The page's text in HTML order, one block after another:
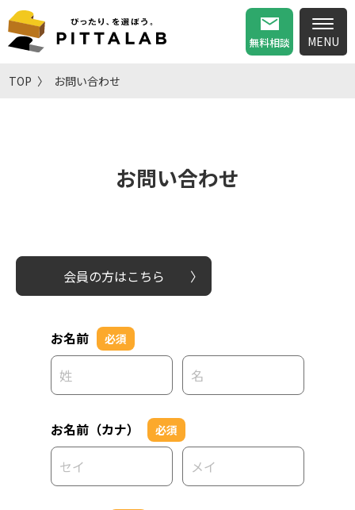
無料相談
TOP お問い合わせ
お問い合わせ
会員の方はこちら
お名前 必須
お名前（カナ） 必須